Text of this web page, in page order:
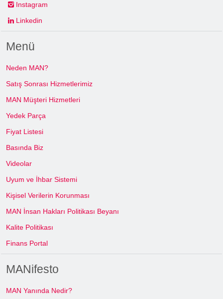
Instagram
Linkedin
Menü
Neden MAN?
Satış Sonrası Hizmetlerimiz
MAN Müşteri Hizmetleri
Yedek Parça
Fiyat Listesi
Basında Biz
Videolar
Uyum ve İhbar Sistemi
Kişisel Verilerin Korunması
MAN İnsan Hakları Politikası Beyanı
Kalite Politikası
Finans Portal
MANifesto
MAN Yanında Nedir?